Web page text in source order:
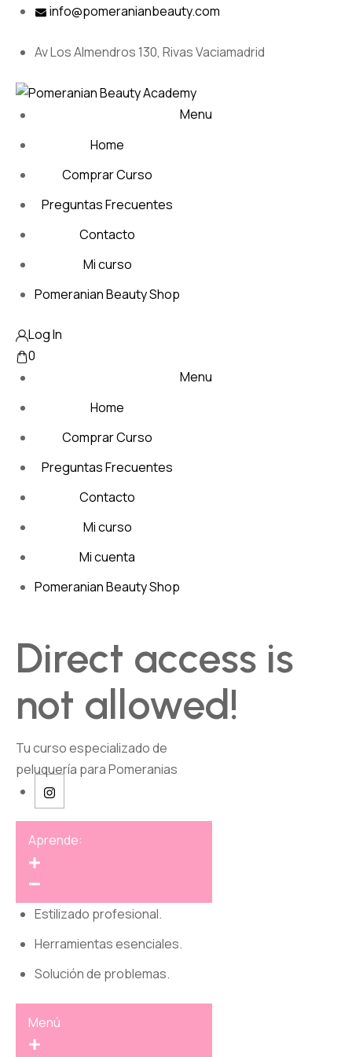
Skip
content
info@pomeranianbeauty.com
Av Los Almendros 130, Rivas Vaciamadrid
Home
Comprar Curso
Preguntas Frecuentes
Contacto
Mi curso
Pomeranian Beauty Shop
Menu
Log In
0
Home
Comprar Curso
Preguntas Frecuentes
Contacto
Mi curso
Mi cuenta
Pomeranian Beauty Shop
Menu
Direct access is
not allowed!
Tu curso especializado de
peluquería para Pomeranias
Aprende:
Estilizado profesional.
Herramientas esenciales.
Solución de problemas.
Menú